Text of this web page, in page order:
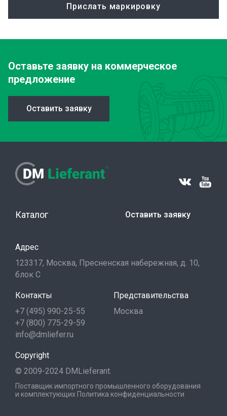
Прислать маркировку
Оставьте заявку на коммерческое
предложение
Оставить заявку
Каталог Оставить заявку
Адрес
123317, Москва, Пресненская набережная, д. 10,
блок С
Контакты
+7 (495) 990-25-55
+7 (800) 775-29-59
info@dmliefer.ru
Представительства
Москва
Copyright
© 2009-2024 DMLieferant.
Поставщик импортного промышленного оборудования
и комплектующих Политика конфиденциальности